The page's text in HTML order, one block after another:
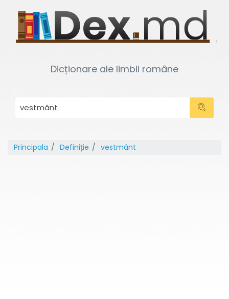
Dicționare ale limbii române
Principala Definiție vestmânt